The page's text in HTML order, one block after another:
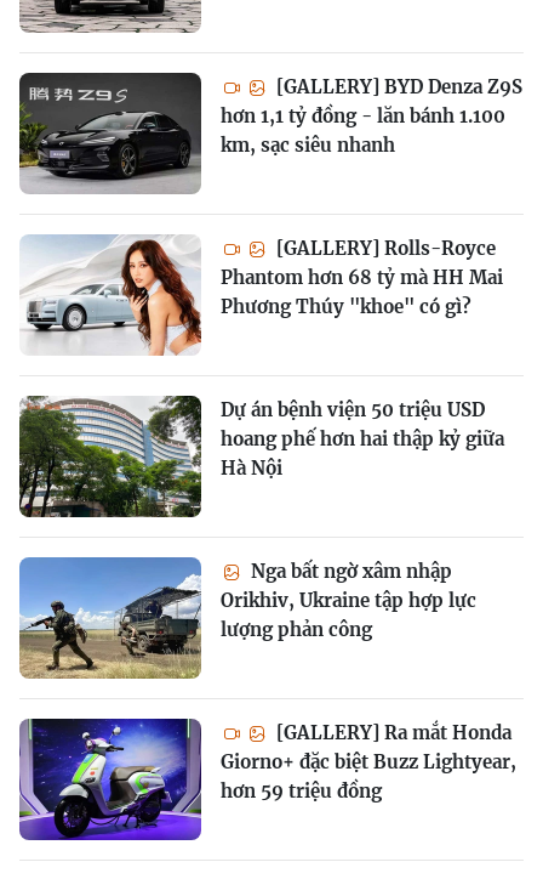
[GALLERY] BYD Denza Z9S
hơn 1,1 tỷ đồng - lăn bánh 1.100
km, sạc siêu nhanh
[GALLERY] Rolls-Royce
Phantom hơn 68 tỷ mà HH Mai
Phương Thúy "khoe" có gì?
Dự án bệnh viện 50 triệu USD
hoang phế hơn hai thập kỷ giữa
Hà Nội
Nga bất ngờ xâm nhập
Orikhiv, Ukraine tập hợp lực
lượng phản công
[GALLERY] Ra mắt Honda
Giorno+ đặc biệt Buzz Lightyear,
hơn 59 triệu đồng